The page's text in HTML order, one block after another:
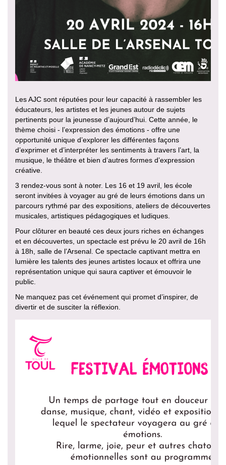
Les AJC sont réputées pour leur capacité à rassembler les
éducateurs, les artistes et les jeunes autour de sujets
pertinents pour la jeunesse d’aujourd’hui. Cette année, le
thème choisi - l’expression des émotions - offre une
opportunité unique d’explorer les différentes façons
d’exprimer et d’interpréter les sentiments à travers l’art, la
musique, le théâtre et bien d’autres formes d’expression
créative.
3 rendez-vous sont à noter. Les 16 et 19 avril, les école
seront invitées à voyager au gré de leurs émotions dans un
parcours rythmé par des expositions, ateliers de découvertes
musicales, artistiques pédagogiques et ludiques.
Pour clôturer en beauté ces deux jours riches en échanges
et en découvertes, un spectacle est prévu le 20 avril de 16h
à 18h, salle de l’Arsenal. Ce spectacle captivant mettra en
lumière les talents des jeunes artistes locaux et offrira une
représentation unique qui saura captiver et émouvoir le
public.
Ne manquez pas cet événement qui promet d’inspirer, de
divertir et de susciter la réflexion.